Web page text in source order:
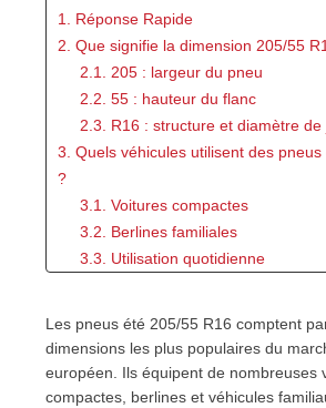
1. Réponse Rapide
2. Que signifie la dimension 205/55
2.1. 205 : largeur du pneu
2.2. 55 : hauteur du flanc
2.3. R16 : structure et diamètre de
3. Quels véhicules utilisent des
?
3.1. Voitures compactes
3.2. Berlines familiales
3.3. Utilisation quotidienne
4.2. Bon comportement sur route
4.3. Confort et efficacité
5. Les critères essentiels avant l'achat
Les pneus été 205/55 R16 comptent
dimensions les plus populaires du
européen. Ils équipent de nombreuses
compactes, berlines et véhicules